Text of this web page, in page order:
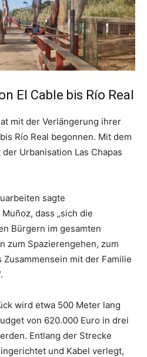
El Cable bis Río Real
mit der Verlängerung ihrer
Río Real begonnen. Mit dem
Urbanisation Las Chapas
sagte
dass „sich die
Bürgern im gesamten
zum Spazierengehen, zum
mit der Familie
wird etwa 500 Meter lang
von 620.000 Euro in drei
Entlang der Strecke
und Kabel verlegt,